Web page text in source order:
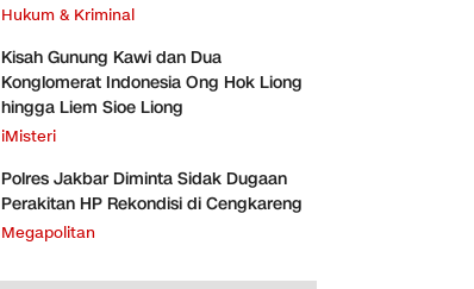
Hukum & Kriminal
Kisah Gunung Kawi dan Dua
Konglomerat Indonesia Ong Hok Liong
hingga Liem Sioe Liong
iMisteri
Polres Jakbar Diminta Sidak Dugaan
Perakitan HP Rekondisi di Cengkareng
Megapolitan